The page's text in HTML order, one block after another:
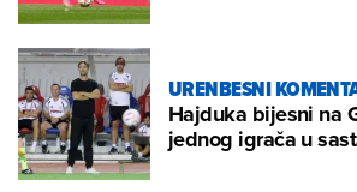
URENBESNI
Hajduka bijesni na
jednog igrača u